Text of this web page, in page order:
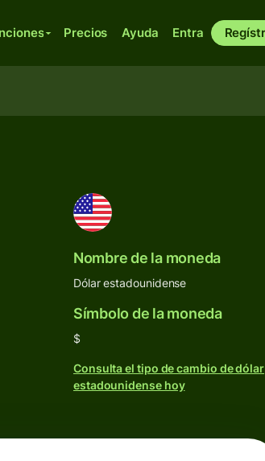
Precios Ayuda Entra
Nombre de la moneda
Dólar estadounidense
Símbolo de la moneda
$
Consulta el tipo de cambio de dólar
estadounidense hoy